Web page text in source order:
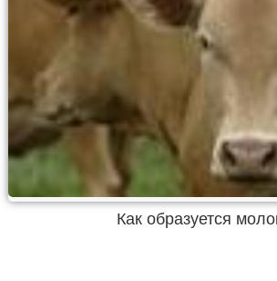
Как образуется